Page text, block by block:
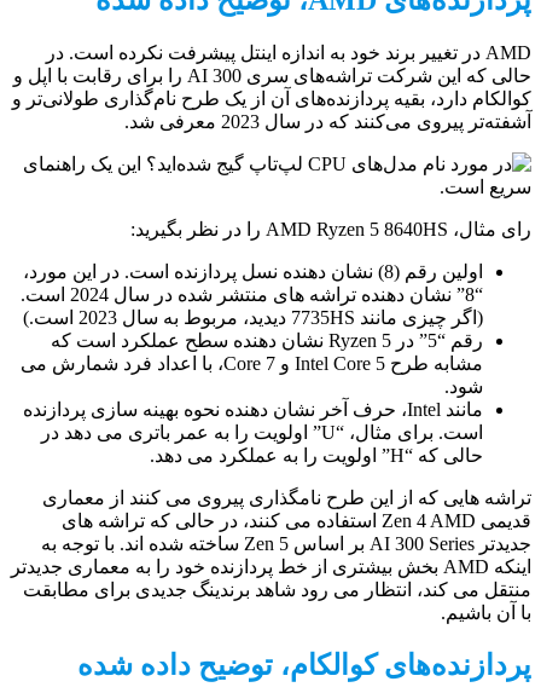
AMD در تغییر برند خود به اندازه اینتل پیشرفت نکرده است. در
حالی که این شرکت تراشه‌های سری AI 300 را برای رقابت با اپل و
کوالکام دارد، بقیه پردازنده‌های آن از یک طرح نام‌گذاری طولانی‌تر و
آشفته‌تر پیروی می‌کنند که در سال 2023 معرفی شد.
رای مثال، AMD Ryzen 5 8640HS را در نظر بگیرید:
اولین رقم (8) نشان دهنده نسل پردازنده است. در این مورد،
“8” نشان دهنده تراشه های منتشر شده در سال 2024 است.
(اگر چیزی مانند 7735HS دیدید، مربوط به سال 2023 است.)
رقم “5” در Ryzen 5 نشان دهنده سطح عملکرد است که
مشابه طرح Intel Core 5 و Core 7، با اعداد فرد شمارش می
شود.
مانند Intel، حرف آخر نشان دهنده نحوه بهینه سازی پردازنده
است. برای مثال، “U” اولویت را به عمر باتری می دهد در
حالی که “H” اولویت را به عملکرد می دهد.
تراشه هایی که از این طرح نامگذاری پیروی می کنند از معماری
قدیمی Zen 4 AMD استفاده می کنند، در حالی که تراشه های
جدیدتر AI 300 Series بر اساس Zen 5 ساخته شده اند. با توجه به
اینکه AMD بخش بیشتری از خط پردازنده خود را به معماری جدیدتر
منتقل می کند، انتظار می رود شاهد برندینگ جدیدی برای مطابقت
با آن باشیم.
پردازنده‌های کوالکام، توضیح داده شده